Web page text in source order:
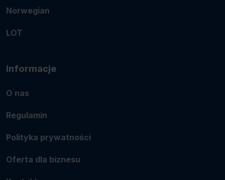
Norwegian
LOT
Informacje
O nas
Regulamin
Polityka prywatności
Oferta dla biznesu